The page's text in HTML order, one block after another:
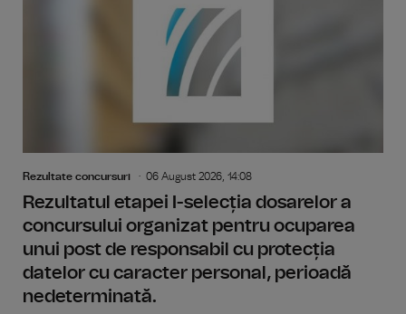
Rezultate concursuri 06 August 2026, 14:08
Rezultatul etapei I-selecția dosarelor a
concursului organizat pentru ocuparea
unui post de responsabil cu protecția
datelor cu caracter personal, perioadă
nedeterminată.